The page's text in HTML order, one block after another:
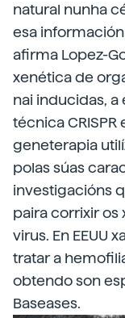
natural nunha
esa
afirma Lopez-
xenética de
nai inducidas,
técnica CRISPR
geneterapia
polas súas
investigacións
paira corrixir os
virus. En EEUU
tratar a
obtendo son
Baseases.